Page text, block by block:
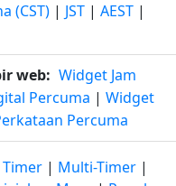
(CST) | JST | AEST |
web: Widget Jam
Percuma | Widget
Percuma
Timer | Multi-Timer |